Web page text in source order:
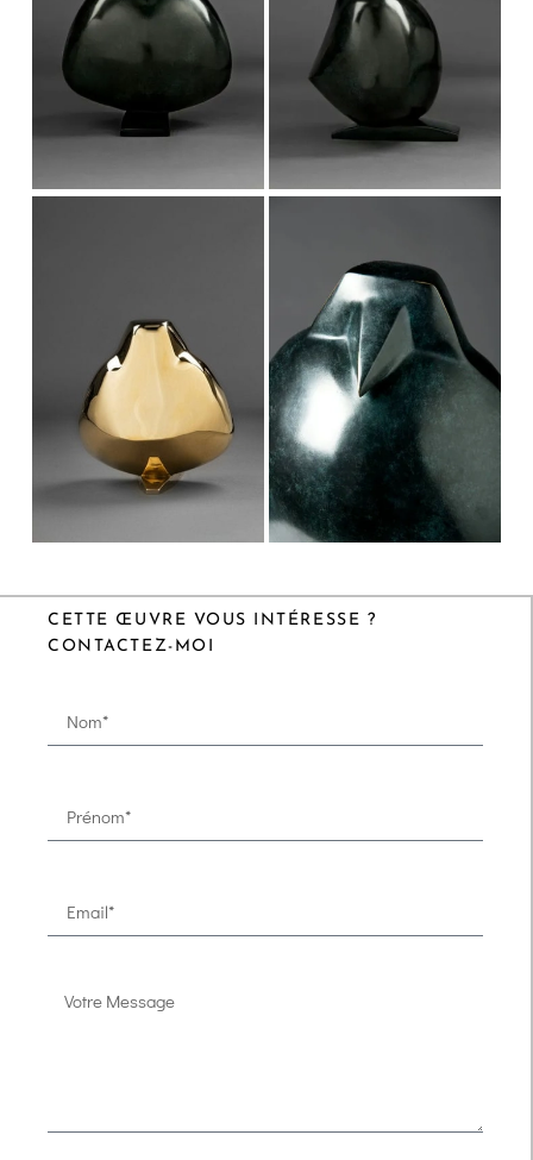
CETTE ŒUVRE VOUS INTÉRESSE ?
CONTACTEZ-MOI